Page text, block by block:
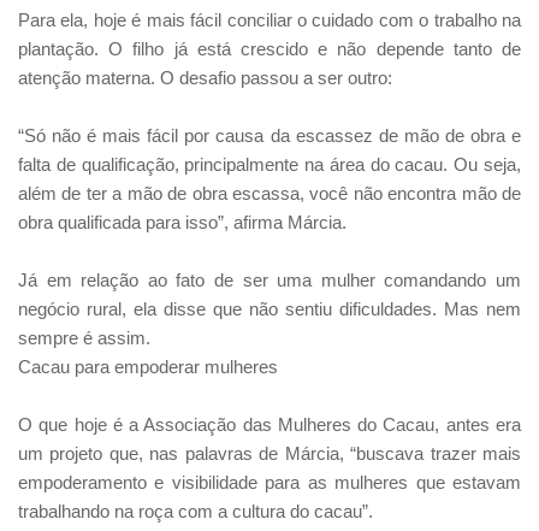
Para ela, hoje é mais fácil conciliar o cuidado com o trabalho na
plantação. O filho já está crescido e não depende tanto de
atenção materna. O desafio passou a ser outro:
“Só não é mais fácil por causa da escassez de mão de obra e
falta de qualificação, principalmente na área do cacau. Ou seja,
além de ter a mão de obra escassa, você não encontra mão de
obra qualificada para isso”, afirma Márcia.
Já em relação ao fato de ser uma mulher comandando um
negócio rural, ela disse que não sentiu dificuldades. Mas nem
sempre é assim.
Cacau para empoderar mulheres
O que hoje é a Associação das Mulheres do Cacau, antes era
um projeto que, nas palavras de Márcia, “buscava trazer mais
empoderamento e visibilidade para as mulheres que estavam
trabalhando na roça com a cultura do cacau”.